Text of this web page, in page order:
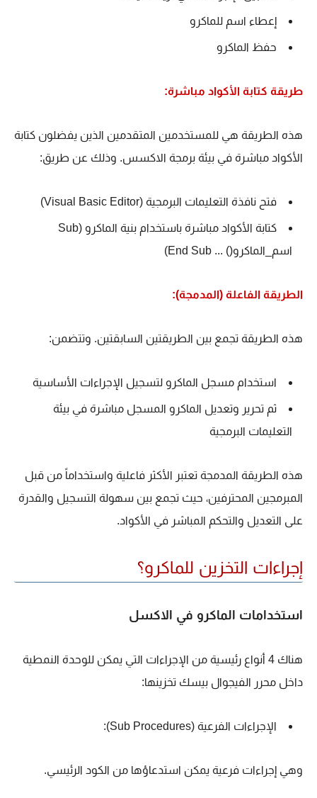
إعطاء اسم للماكرو
حفظ الماكرو
طريقة كتابة الأكواد مباشرة:
هذه الطريقة هي للمستخدمين المتقدمين الذين يفضلون كتابة
الأكواد مباشرة في بيئة برمجة الاكسس. وذلك عن طريق:
فتح نافذة التعليمات البرمجية (Visual Basic Editor)
كتابة الأكواد مباشرة باستخدام بنية الماكرو (Sub
اسم_الماكرو() ... End Sub)
الطريقة الفاعلة (المدمجة):
هذه الطريقة تجمع بين الطريقتين السابقتين. وتتضمن:
استخدام مسجل الماكرو لتسجيل الإجراءات الأساسية
ثم تحرير وتعديل الماكرو المسجل مباشرة في بيئة
التعليمات البرمجية
هذه الطريقة المدمجة تعتبر الأكثر فاعلية واستخداماً من قبل
المبرمجين المحترفين، حيث تجمع بين سهولة التسجيل والقدرة
على التعديل والتحكم المباشر في الأكواد.
إجراءات التخزين للماكرو؟
استخدامات الماكرو في الاكسل
هناك 4 أنواع رئيسية من الإجراءات التي يمكن للوحدة النمطية
داخل محرر الفيجوال بيسك تخزينها:
الإجراءات الفرعية (Sub Procedures):
وهي إجراءات فرعية يمكن استدعاؤها من الكود الرئيسي.